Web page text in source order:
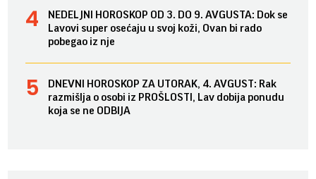
NEDELJNI HOROSKOP OD 3. DO 9. AVGUSTA: Dok se
Lavovi super osećaju u svoj koži, Ovan bi rado
pobegao iz nje
DNEVNI HOROSKOP ZA UTORAK, 4. AVGUST: Rak
razmišlja o osobi iz PROŠLOSTI, Lav dobija ponudu
koja se ne ODBIJA